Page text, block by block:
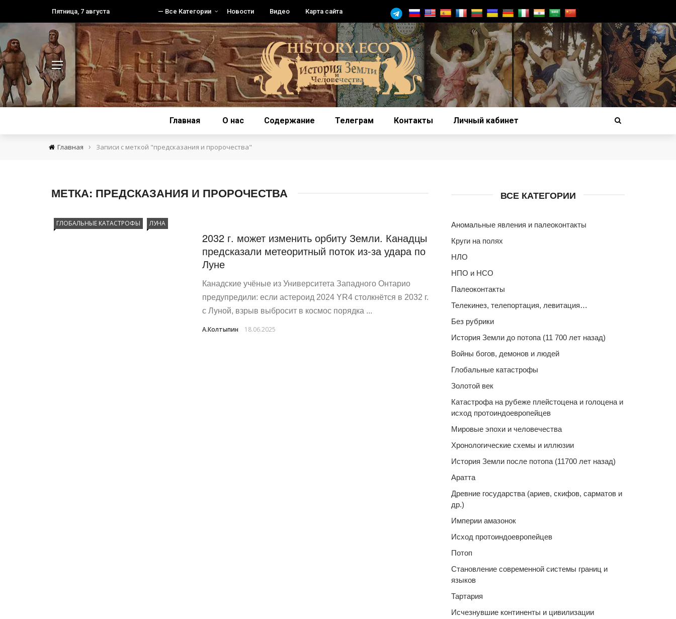
Пятница, 7 августа — Все Категории Новости Видео Карта сайта
Главная О нас Содержание Телеграм Контакты Личный кабинет
Главная › Записи с меткой "предсказания и пророчества"
МЕТКА: ПРЕДСКАЗАНИЯ И ПРОРОЧЕСТВА
ГЛОБАЛЬНЫЕ КАТАСТРОФЫ ЛУНА
2032 г. может изменить орбиту Земли. Канадцы
предсказали метеоритный поток из-за удара по
Луне
Канадские учёные из Университета Западного Онтарио
предупредили: если астероид 2024 YR4 столкнётся в 2032 г.
с Луной, взрыв выбросит в космос порядка ...
А.Колтыпин 18.06.2025
ВСЕ КАТЕГОРИИ
Аномальные явления и палеоконтакты
Круги на полях
НЛО
НПО и НСО
Палеоконтакты
Телекинез, телепортация, левитация…
Без рубрики
История Земли до потопа (11 700 лет назад)
Войны богов, демонов и людей
Глобальные катастрофы
Золотой век
Катастрофа на рубеже плейстоцена и голоцена и
исход протоиндоевропейцев
Мировые эпохи и человечества
Хронологические схемы и иллюзии
История Земли после потопа (11700 лет назад)
Аратта
Древние государства (ариев, скифов, сарматов и
др.)
Империи амазонок
Исход протоиндоевропейцев
Потоп
Становление современной системы границ и
языков
Тартария
Исчезнувшие континенты и цивилизации